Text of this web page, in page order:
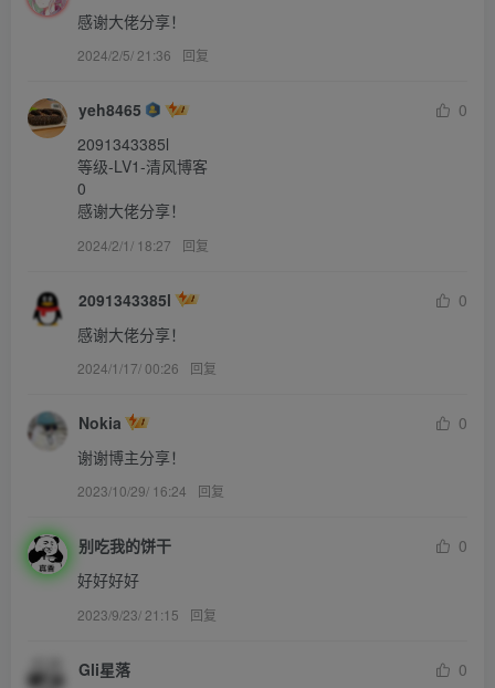
感谢大佬分享！
2024/2/5/ 21:36 回复
yeh8465
0
2091343385l
等级-LV1-清风博客
0
感谢大佬分享！
2024/2/1/ 18:27 回复
2091343385l
0
感谢大佬分享！
2024/1/17/ 00:26 回复
Nokia
0
谢谢博主分享！
2023/10/29/ 16:24 回复
别吃我的饼干
0
好好好好
2023/9/23/ 21:15 回复
Gli星落
0